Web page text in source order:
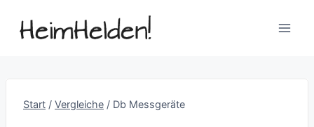
Inhalt
Start / Vergleiche / Db Messgeräte